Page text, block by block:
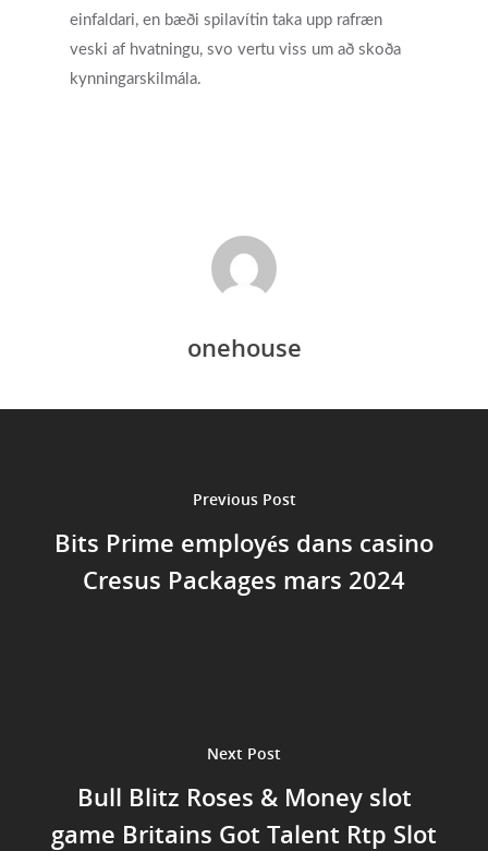
einfaldari, en bæði spilavítin taka upp rafræn
veski af hvatningu, svo vertu viss um að skoða
kynningarskilmála.
onehouse
Previous Post
Bits Prime employés dans casino
Cresus Packages mars 2024
Next Post
Bull Blitz Roses & Money slot
game Britains Got Talent Rtp Slot